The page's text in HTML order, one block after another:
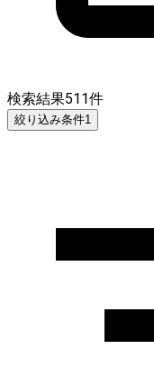
検索結果511件
絞り込み条件1